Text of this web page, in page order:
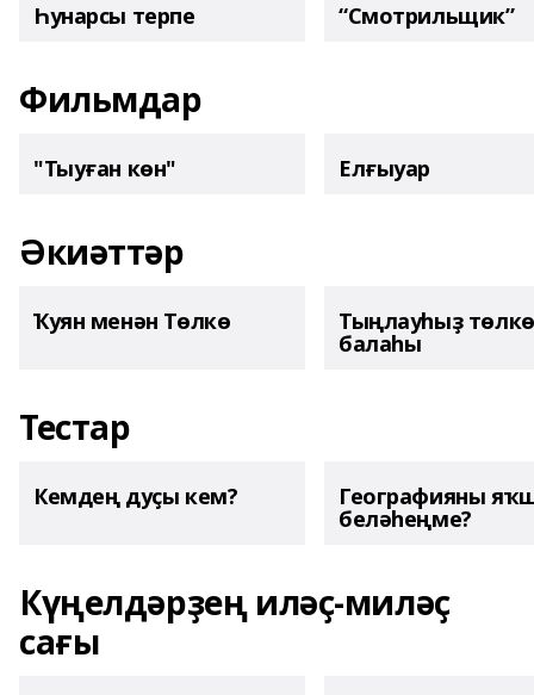
Һунарсы терпе “Смотрильщик”
Фильмдар
"Тыуған көн" Елғыуар
Әкиәттәр
Ҡуян менән Төлкө Тыңлауһыҙ төлкө
балаһы
Тестар
Кемдең дуҫы кем? Географияны
беләһеңме?
Күңелдәрҙең иләҫ-миләҫ
сағы